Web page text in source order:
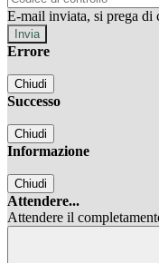
E-mail inviata, si prega di
Errore
Chiudi
Successo
Chiudi
Informazione
Chiudi
Attendere...
Attendere il